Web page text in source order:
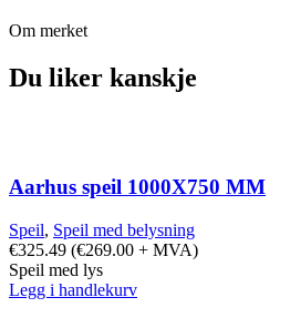
Om merket
Du liker kanskje
Aarhus speil 1000X750 MM
Speil, Speil med belysning
€325.49 (€269.00 + MVA)
Speil med lys
Legg i handlekurv